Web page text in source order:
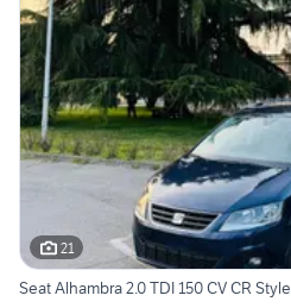
21
Seat Alhambra 2.0 TDI 150 CV CR Style